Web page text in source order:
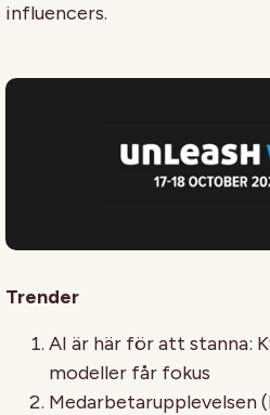
influencers.
Trender
AI är här för att stanna:
modeller får fokus
Medarbetarupplevelsen